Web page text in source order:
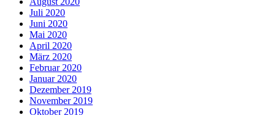
Juli 2020
Juni 2020
Mai 2020
April 2020
März 2020
Februar 2020
Januar 2020
Dezember 2019
November 2019
Oktober 2019